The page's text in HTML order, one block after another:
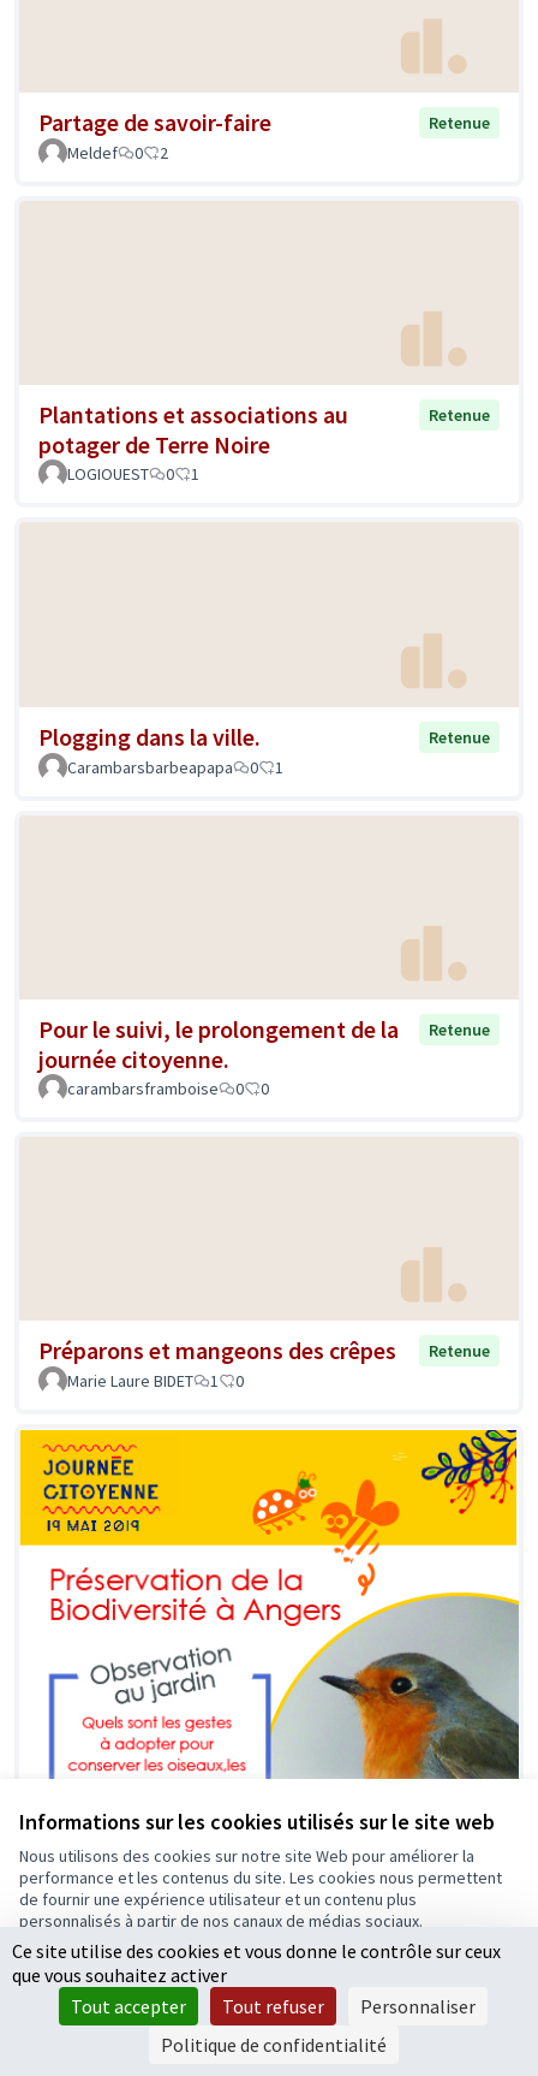
Informations sur les cookies utilisés sur le site web
Nous utilisons des cookies sur notre site Web pour améliorer la
performance et les contenus du site. Les cookies nous permettent
de fournir une expérience utilisateur et un contenu plus
personnalisés à partir de nos canaux de médias sociaux.
Tout accepter
Accepter seulement les cookies essentiels
Paramètres
Partage de savoir-faire
Retenue
Meldef
0 2
Plantations et associations au
potager de Terre Noire
Retenue
LOGIOUEST 0 1
Plogging dans la ville.
Retenue
Carambarsbarbeapapa
0 1
Pour le suivi, le prolongement de la
journée citoyenne.
Retenue
carambarsframboise 0 0
Préparons et mangeons des crêpes
Retenue
Marie Laure BIDET
1 0
Ce site utilise des cookies et vous donne le contrôle sur ceux
que vous souhaitez activer
Tout accepter
Tout refuser
Personnaliser
Politique de confidentialité